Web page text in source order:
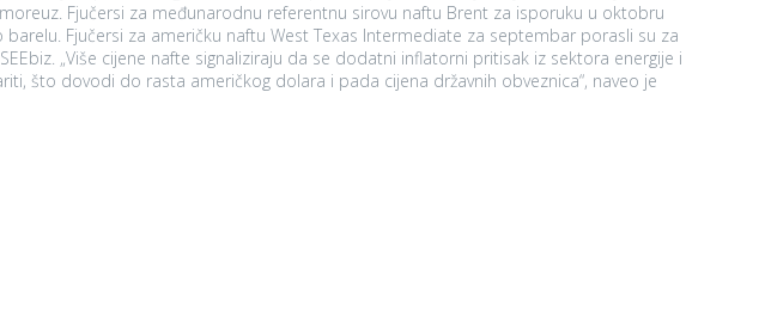
u oktobru
Fjučersi za američku naftu West Texas Intermediate za septembar porasli su za
energije i
što dovodi do rasta američkog dolara i pada cijena državnih obveznica“, naveo je